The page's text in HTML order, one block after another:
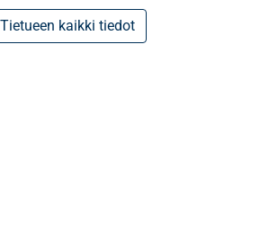
personbeskrivningar ändå en
Tietueen kaikki tiedot